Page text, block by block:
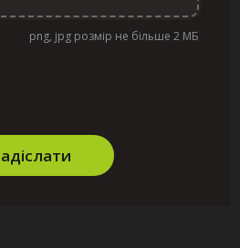
png, jpg розмір не більше 2 МБ